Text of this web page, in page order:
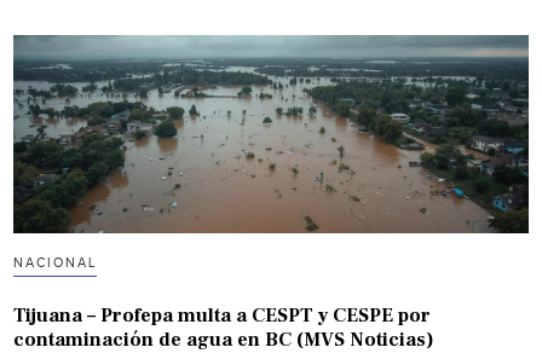
NACIONAL
Tijuana – Profepa multa a CESPT y CESPE por
contaminación de agua en BC (MVS Noticias)